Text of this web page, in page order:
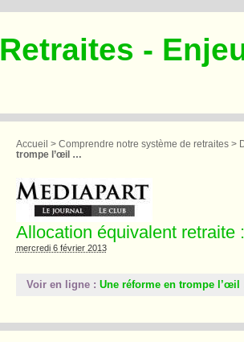
Retraites -
Accueil > Comprendre notre système de retraites>
trompe l’œil …
Allocation équivalent
mercredi 6 février 2013
Voir en ligne : Une réforme en trompe